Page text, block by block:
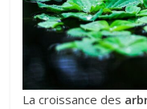
La croissance des